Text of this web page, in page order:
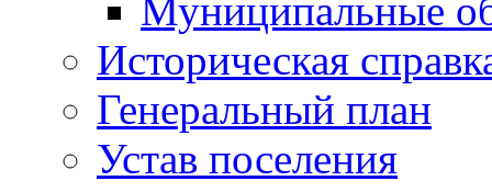
Муниципальные
Историческая
Генеральный план
Устав поселения